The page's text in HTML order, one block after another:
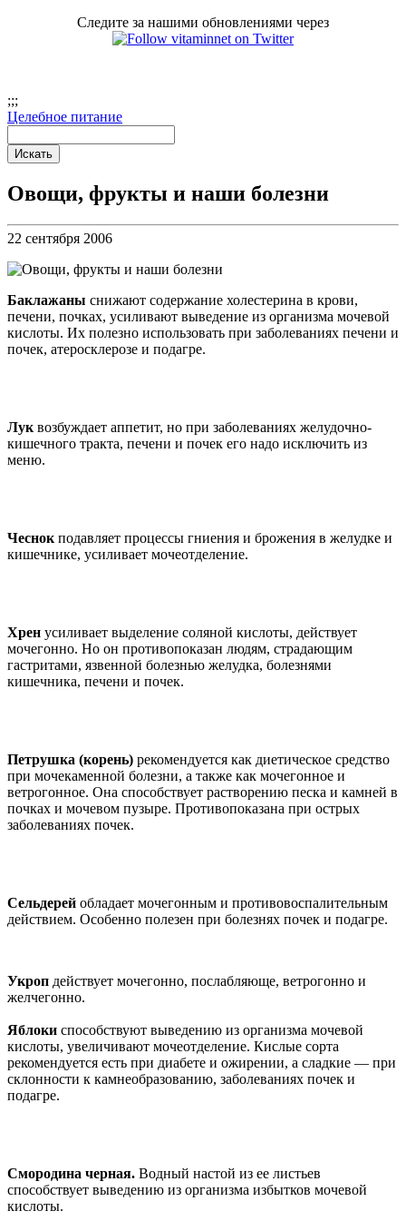
Следите за нашими обновлениями через
;;;
Целебное питание
Овощи, фрукты и наши болезни
22 сентября 2006
Баклажаны снижают содержание холестерина в крови,
печени, почках, усиливают выведение из организма мочевой
кислоты. Их полезно использовать при заболеваниях печени и
почек, атеросклерозе и подагре.
Лук возбуждает аппетит, но при заболеваниях желудочно-
кишечного тракта, печени и почек его надо исключить из
меню.
Чеснок подавляет процессы гниения и брожения в желудке и
кишечнике, усиливает мочеотделение.
Хрен усиливает выделение соляной кислоты, действует
мочегонно. Но он противопоказан людям, страдающим
гастритами, язвенной болезнью желудка, болезнями
кишечника, печени и почек.
Петрушка (корень) рекомендуется как диетическое средство
при мочекаменной болезни, а также как мочегонное и
ветрогонное. Она способствует растворению песка и камней в
почках и мочевом пузыре. Противопоказана при острых
заболеваниях почек.
Сельдерей обладает мочегонным и противовоспалительным
действием. Особенно полезен при болезнях почек и подагре.
Укроп действует мочегонно, послабляюще, ветрогонно и
желчегонно.
Яблоки способствуют выведению из организма мочевой
кислоты, увеличивают мочеотделение. Кислые сорта
рекомендуется есть при диабете и ожирении, а сладкие — при
склонности к камнеобразованию, заболеваниях почек и
подагре.
Смородина черная. Водный настой из ее листьев
способствует выведению из организма избытков мочевой
кислоты.